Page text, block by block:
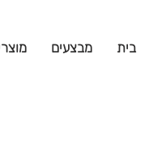
בית מבצעים